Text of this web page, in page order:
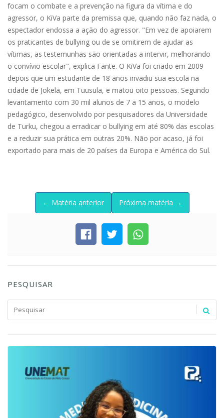
focam o combate e a prevenção na figura da vítima e do
agressor, o KiVa parte da premissa que, quando não faz nada, o
espectador endossa a ação do agressor. "Em vez de apoiarem
os praticantes de bullying ou de se omitirem de ajudar as
vítimas, as testemunhas são orientadas a intervir, melhorando
o convívio escolar", explica Fante. O KiVa foi criado em 2009
depois que um estudante de 18 anos invadiu sua escola na
cidade de Jokela, em Tuusula, e matou oito pessoas. Segundo
levantamento com 30 mil alunos de 7 a 15 anos, o modelo
pedagógico, desenvolvido por pesquisadores da Universidade
de Turku, chegou a erradicar o bullying em até 80% das escolas
e a reduzir sua prática em outras 20%. Não por acaso, já foi
exportado para mais de 20 países da Europa e América do Sul.
← Matéria anterior Próxima matéria →
PESQUISAR